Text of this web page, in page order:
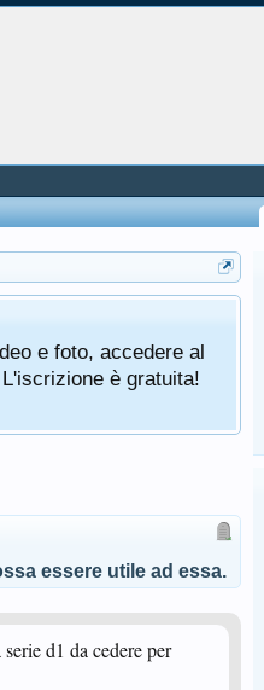
e foto, accedere al
è gratuita!
essere utile ad essa.
d1 da cedere per